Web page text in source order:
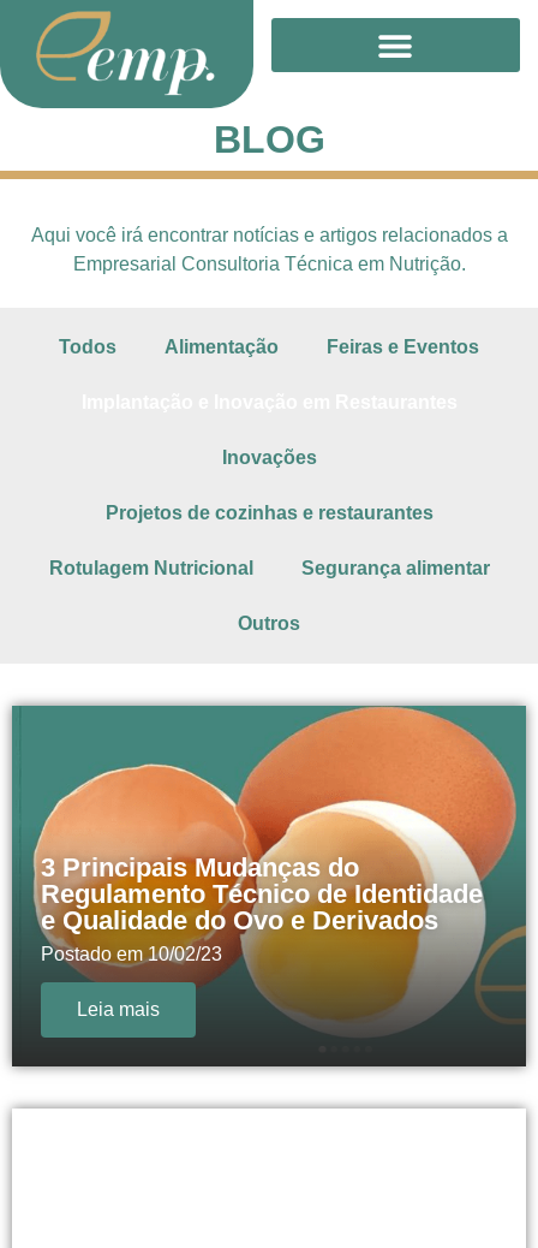
BLOG
Aqui você irá encontrar notícias e artigos relacionados a
Empresarial Consultoria Técnica em Nutrição.
Todos Alimentação Feiras e Eventos
Inovações
Projetos de cozinhas e restaurantes
Rotulagem Nutricional Segurança alimentar
Outros
3 Principais Mudanças do
Regulamento Técnico de Identidade
e Qualidade do Ovo e Derivados
Postado em 10/02/23
Leia mais